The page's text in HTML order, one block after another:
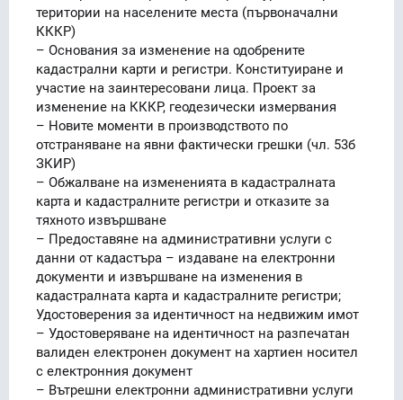
територии на населените места (първоначални
КККР)
– Основания за изменение на одобрените
кадастрални карти и регистри. Конституиране и
участие на заинтересовани лица. Проект за
изменение на КККР, геодезически измервания
– Новите моменти в производството по
отстраняване на явни фактически грешки (чл. 53б
ЗКИР)
– Обжалване на измененията в кадастралната
карта и кадастралните регистри и отказите за
тяхното извършване
– Предоставяне на административни услуги с
данни от кадастъра – издаване на електронни
документи и извършване на изменения в
кадастралната карта и кадастралните регистри;
Удостоверения за идентичност на недвижим имот
– Удостоверяване на идентичност на разпечатан
валиден електронен документ на хартиен носител
с електронния документ
– Вътрешни електронни административни услуги